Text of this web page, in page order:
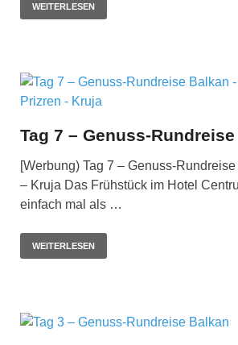
WEITERLESEN
Tag 7 – Genuss-
[Werbung) Tag 7 – Genuss-
– Kruja Das Frühstück im Hotel
einfach mal als …
WEITERLESEN